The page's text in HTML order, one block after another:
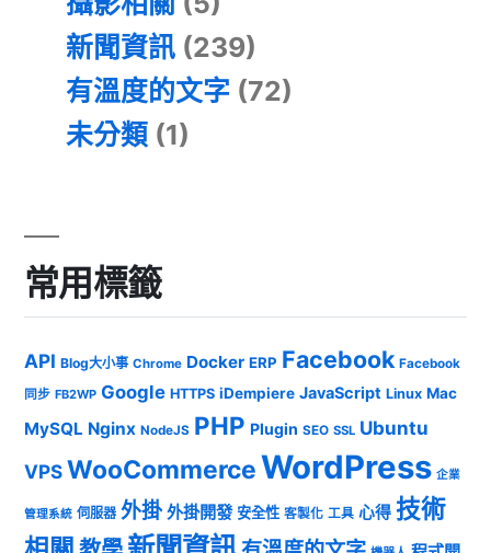
新聞資訊 (239)
有溫度的文字 (72)
未分類 (1)
常用標籤
API Blog大小事 Chrome Docker ERP Facebook Facebook
同步 FB2WP Google HTTPS iDempiere JavaScript Linux Mac
MySQL Nginx NodeJS PHP Plugin SEO SSL Ubuntu
VPSWooCommerceWordPress 企業
管理系統 伺服器 外掛 外掛開發 安全性 客製化 工具 心得 技術